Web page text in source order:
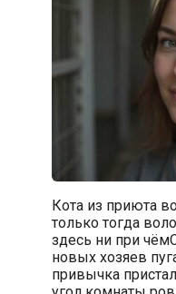
Кота из приюта
только тогда
здесь ни при
новых хозяев
привычка